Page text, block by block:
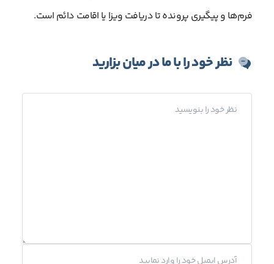
فرم‌ها و پیگیری پرونده تا دریافت ویزا یا اقامت دائم است.
نظر خود را با ما در میان بزارید